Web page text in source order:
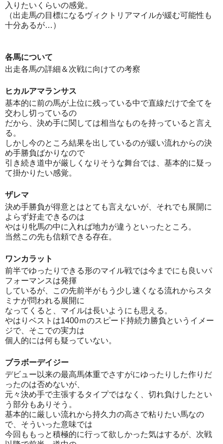
入りたいくらいの感覚。
（出走馬の目標になるヴィクトリアマイルが緩む可能性も
十分あるが…）
各馬について
出走各馬の詳細＆次戦に向けての考察
ヒカルアマランサス
基本的に前の馬が上位に残っている中で直線だけで全てを
交わし切っているの
だから、決め手に関しては相当なものを持っていると言え
る。
しかし今のところ結果を出しているのが緩い流れからの決
め手勝負ばかりなので
引き続き道中が厳しくなりそうな舞台では、基本的に疑っ
て掛かりたい感覚。
ザレマ
決め手勝負が得意とはとても言えないが、それでも展開に
よらず好走できるのは
やはり牝馬の中に入れば地力が違うといったところ。
当然この先も信頼できる存在。
ワンカラット
前半でゆったりできる形のマイル戦では今までにも良いパ
フォーマンスは発揮
しているが、この先前半がもう少し速くなる流れからスタ
ミナが問われる展開に
なってくると、マイルは長いようにも思える。
やはりベストは1400ｍのスピード持続力勝負というイメー
ジで、そこでの実力は
個人的には何も疑っていない。
ブラボーデイジー
デビュー以来の最高馬体重でさすがにゆったりした作りだ
ったのは否めないが、
元々決め手で主張するタイプではなく、切れ負けしたとい
う部分もありそう。
基本的に厳しい流れから持久力の高さで粘りたい馬なの
で、そういった意味では
今回ももっと積極的に行って欲しかった気はするが、次戦